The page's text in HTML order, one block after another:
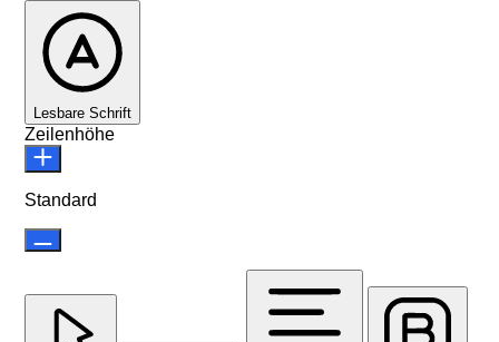
Lesbare Schrift
Zeilenhöhe
Standard